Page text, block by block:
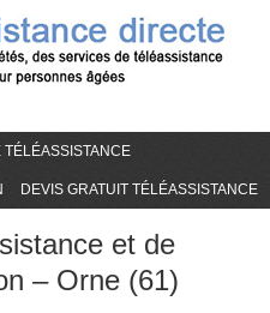
TÉLÉASSISTANCE
DEVIS GRATUIT TÉLÉASSISTANCE
et de
– Orne (61)